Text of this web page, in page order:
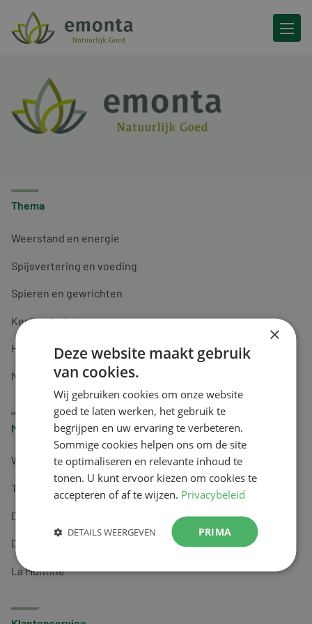
Ga naar de inhoud
Thema
Weerstand en energie
Spijsvertering en voeding
Spieren en gewrichten
Keel en luchtwegen
Huidverzorging
Nachtrust
Merken
Wapiti
Tai-Ginseng
Dermagíq
Draisma
La Montine
×
Deze website maakt gebruik
van cookies.
Wij gebruiken cookies om onze website
goed te laten werken, het gebruik te
begrijpen en uw ervaring te verbeteren.
Sommige cookies helpen ons om de site
te optimaliseren en relevante inhoud te
tonen. U kunt ervoor kiezen om cookies te
accepteren of af te wijzen. Privacybeleid
PRIMA
DETAILS WEERGEVEN